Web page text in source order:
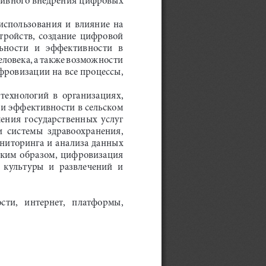
и  влияние  на
создание  цифровой
и   эффективности   в
а также возможности
на все процессы,
в  организациях,
эффективности в сельском
государственных  услуг
системы  здравоохранения,
и анализа данных
образом,  цифровизация
культуры  и  развлечений  и
интернет,   платформы,